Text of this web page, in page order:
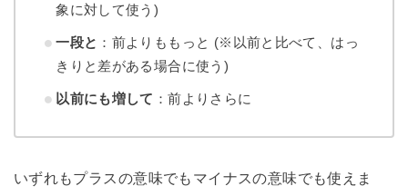
象に対して使う)
一段と ：前よりももっと (※以前と比べて、はっ
きりと差がある場合に使う)
以前にも増して ：前よりさらに
いずれもプラスの意味でもマイナスの意味でも使えま